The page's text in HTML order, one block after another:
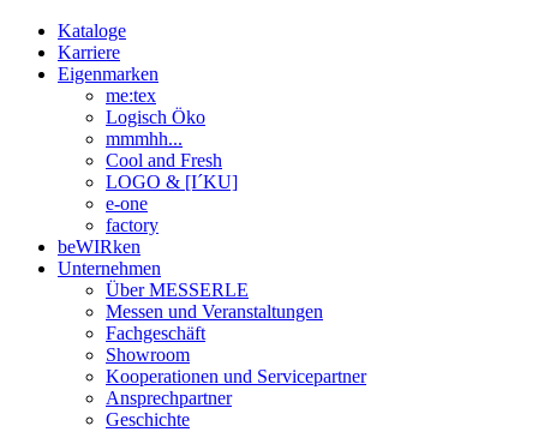
Kataloge
Karriere
Eigenmarken
me:tex
Logisch Öko
mmmhh...
Cool and Fresh
LOGO & [I´KU]
e-one
factory
beWIRken
Unternehmen
Über MESSERLE
Messen und Veranstaltungen
Fachgeschäft
Showroom
Kooperationen und Servicepartner
Ansprechpartner
Geschichte